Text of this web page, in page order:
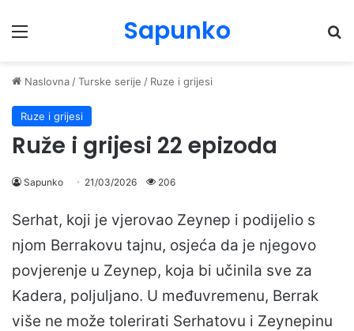
Menu Sapunko
Naslovna /Turske serije / Ruze i grijesi
Ruze i grijesi
Ruže i grijesi 22 epizoda
Sapunko 21/03/2026 206
Serhat, koji je vjerovao Zeynep i podijelio s
njom Berrakovu tajnu, osjeća da je njegovo
povjerenje u Zeynep, koja bi učinila sve za
Kadera, poljuljano. U međuvremenu, Berrak
više ne može tolerirati Serhatovu i Zeynepinu